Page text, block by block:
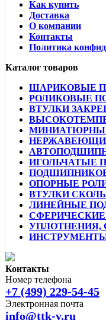
Как купить
Доставка
О компании
Контакты
Политика
Каталог товаров
ШАРИКОВЫЕ
РОЛИКОВЫЕ
ВТУЛКИ
ИГОЛЬЧАТЫЕ
ОПОРНЫЕ
ВТУЛКИ
ЛИНЕЙНЫЕ
Контакты
Номер телефона
+7 (499) 229-54-45
Электронная почта
info@ttk-v.ru